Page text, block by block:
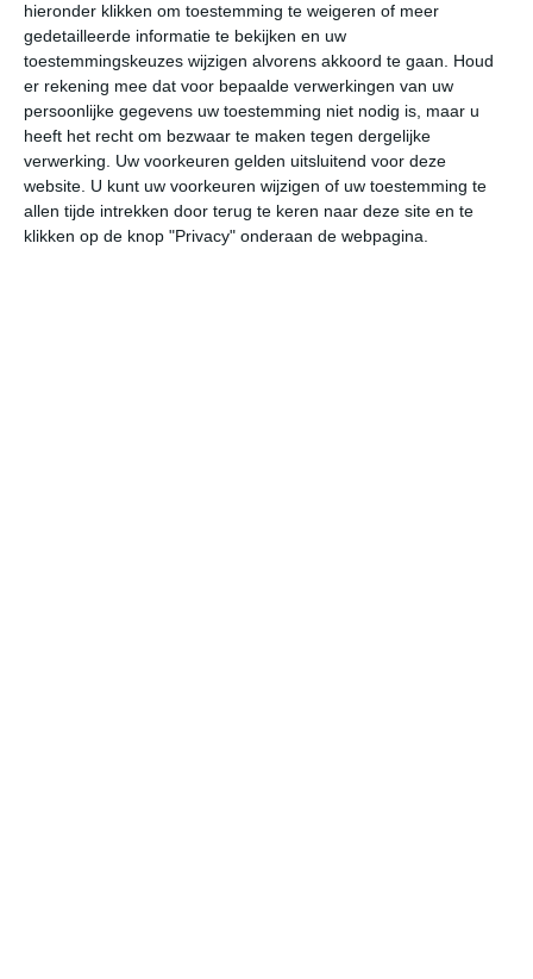
hieronder klikken om toestemming te weigeren of meer
gedetailleerde informatie te bekijken en uw
toestemmingskeuzes wijzigen alvorens akkoord te gaan. Houd
er rekening mee dat voor bepaalde verwerkingen van uw
persoonlijke gegevens uw toestemming niet nodig is, maar u
heeft het recht om bezwaar te maken tegen dergelijke
verwerking. Uw voorkeuren gelden uitsluitend voor deze
website. U kunt uw voorkeuren wijzigen of uw toestemming te
allen tijde intrekken door terug te keren naar deze site en te
klikken op de knop "Privacy" onderaan de webpagina.
32°C 29°C 27°C
14:00 17:00 20:00 23:00 02:00
14:00 17:00 20:00 23:00 02:00